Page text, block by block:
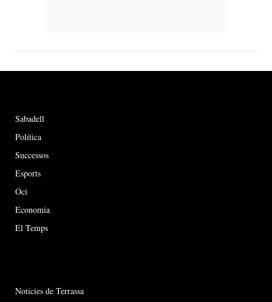
Sabadell
Política
Successos
Esports
Oci
Economia
El Temps
Notícies de Terrassa